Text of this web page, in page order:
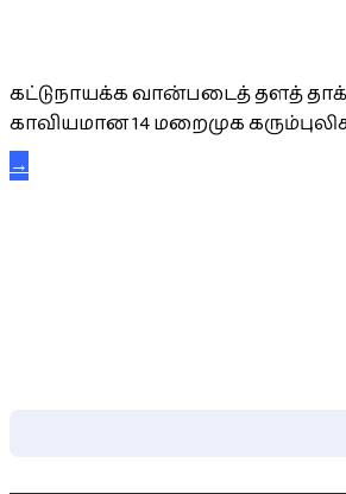
கட்டுநாயக்க வான்படைத் தளத்
காவியமான 14 மறைமுக
→